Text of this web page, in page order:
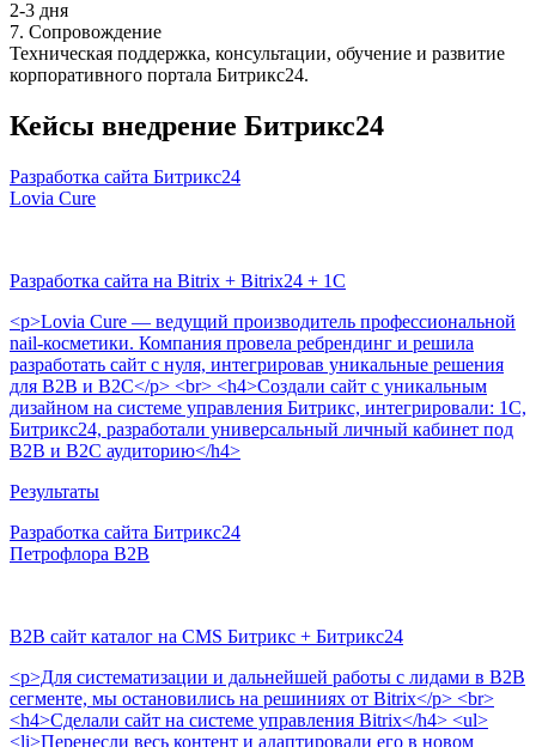
2-3 дня
7. Сопровождение
Техническая поддержка, консультации, обучение и развитие
корпоративного портала Битрикс24.
Кейсы внедрение Битрикс24
Разработка сайта Битрикс24
Lovia Cure
Разработка сайта на Bitrix + Bitrix24 + 1C
<p>Lovia Cure — ведущий производитель профессиональной
nail-косметики. Компания провела ребрендинг и решила
разработать сайт с нуля, интегрировав уникальные решения
для B2B и B2C</p> <br> <h4>Создали сайт с уникальным
дизайном на системе управления Битрикс, интегрировали: 1С,
Битрикс24, разработали универсальный личный кабинет под
B2B и B2C аудиторию</h4>
Результаты
Разработка сайта Битрикс24
Петрофлора B2B
B2B сайт каталог на CMS Битрикс + Битрикс24
<p>Для систематизации и дальнейшей работы с лидами в B2B
сегменте, мы остановились на решиниях от Bitrix</p> <br>
<h4>Сделали сайт на системе управления Bitrix</h4> <ul>
<li>Перенесли весь контент и адаптировали его в новом